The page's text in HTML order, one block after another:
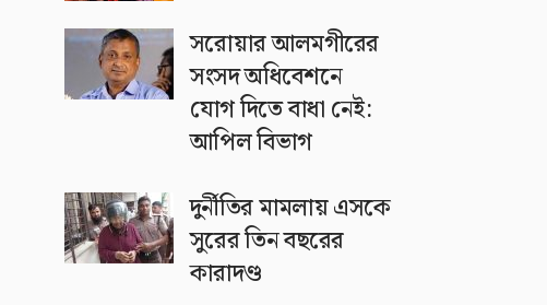
সরোয়ার আলমগীরের
সংসদ অধিবেশনে
যোগ দিতে বাধা নেই:
আপিল বিভাগ
দুর্নীতির মামলায় এসকে
সুরের তিন বছরের
কারাদণ্ড